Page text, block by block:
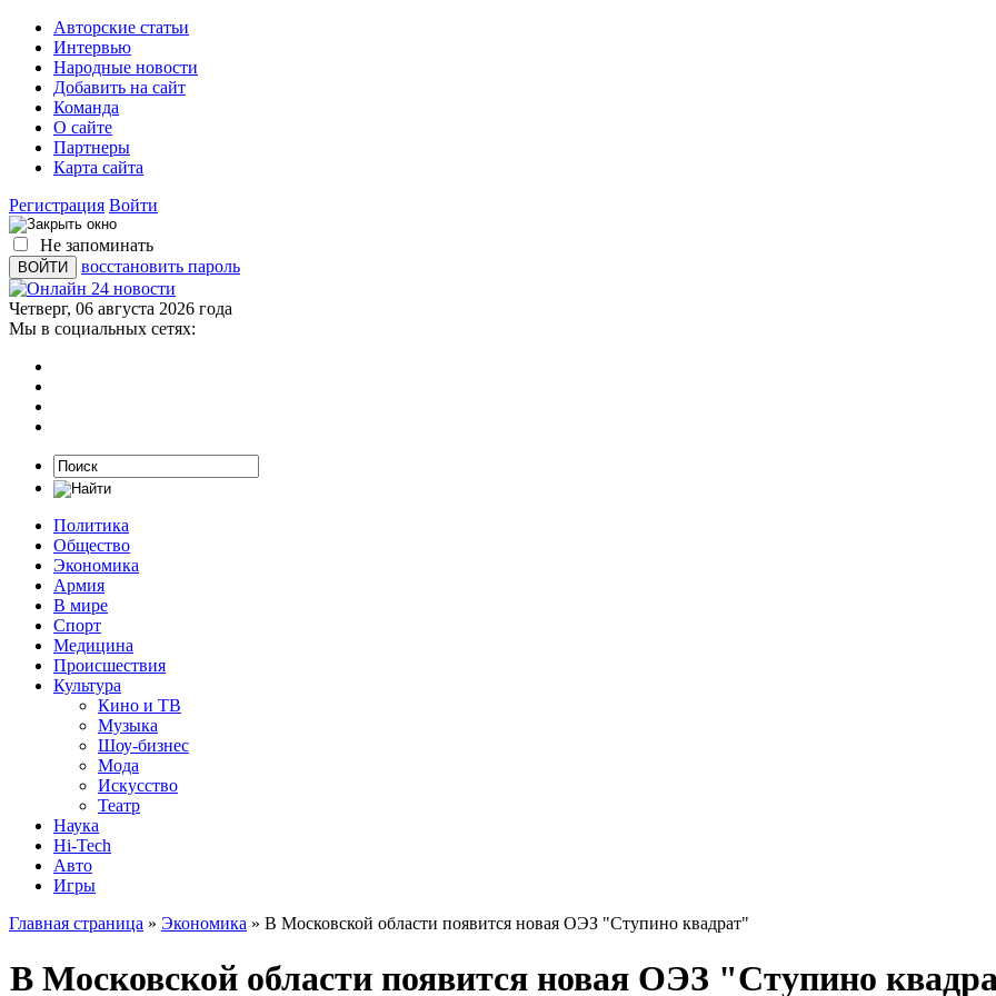
Авторские статьи
Интервью
Народные новости
Добавить на сайт
Команда
О сайте
Партнеры
Карта сайта
Регистрация Войти
Не запоминать
восстановить пароль
Четверг, 06 августа 2026 года
Мы в социальных сетях:
Политика
Общество
Экономика
Армия
В мире
Спорт
Медицина
Происшествия
Культура
Кино и ТВ
Музыка
Шоу-бизнес
Мода
Искусство
Театр
Наука
Hi-Tech
Авто
Игры
Главная страница » Экономика » В Московской области появится новая ОЭЗ "Ступино квадрат"
В Московской области появится новая ОЭЗ "Ступино